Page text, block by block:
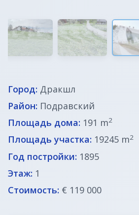
Город: Дракшл
Район: Подравский
Площадь дома: 191 m2
Площадь участка: 19245 m2
Год постройки: 1895
Этаж: 1
Стоимость: € 119 000